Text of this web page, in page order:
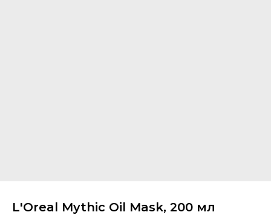
L'Oreal Mythic Oil Mask, 200 мл